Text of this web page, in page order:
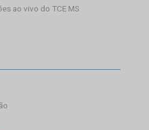
ao vivo do TCE MS